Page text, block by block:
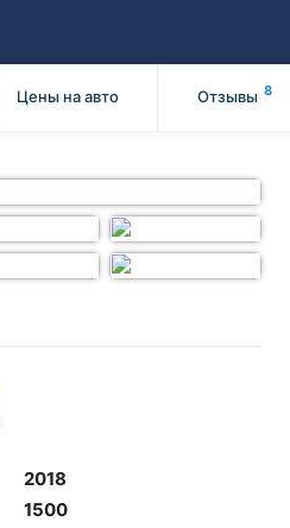
Цены на авто Отзывы 8
2018
1500